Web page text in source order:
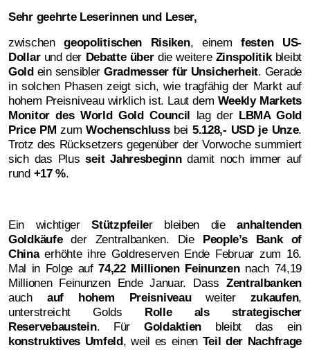
Sehr geehrte Leserinnen und Leser,
zwischengeopolitischen Risiken, einemfesten US-
Dollarund der Debatte überdie weitere Zinspolitikbleibt
Goldein sensibler Gradmesser für Unsicherheit. Gerade
in solchen Phasen zeigt sich, wie tragfähig der Markt auf
hohem Preisniveau wirklich ist. Laut dem Weekly Markets
Monitor des World Gold Council lag der LBMA Gold
Price PM zumWochenschlussbei 5.128,- USD je Unze.
Trotz des Rücksetzers gegenüber der Vorwoche summiert
sich das Plusseit Jahresbeginndamit noch immer auf
rund +17 %.
Ein wichtigerStützpfeiler bleiben dieanhaltenden
Goldkäufeder Zentralbanken. Die People’s Bank of
Chinaerhöhte ihre Goldreserven Ende Februar zum 16.
Mal in Folge auf74,22 Millionen Feinunzennach 74,19
Millionen Feinunzen Ende Januar. Dass Zentralbanken
auch auf hohem Preisniveauweiter zukaufen,
unterstreicht Golds Rolle als strategischer
Reservebaustein. FürGoldaktien bleibt das ein
konstruktives Umfeld, weil es einen Teil der Nachfrage